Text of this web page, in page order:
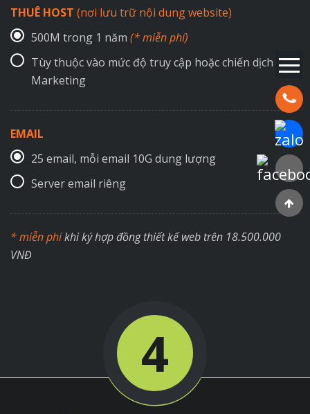
Hotline:
Chat
THUÊ HOST (nơi lưu trữ nội dung website)
500M trong 1 năm (* miễn phí)
Tùy thuộc vào mức độ truy cập hoặc chiến dịch
Marketing
EMAIL
25 email, mỗi email 10G dung lượng
Server email riêng
* miễn phíkhi ký hợp đồng thiết kế web trên 18.500.000
VNĐ
4